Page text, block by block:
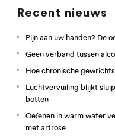
Recent nieuws
Pijn aan uw handen? De
Geen verband tussen
Hoe chronische
Luchtvervuiling blijkt
botten
Oefenen in warm water
met artrose